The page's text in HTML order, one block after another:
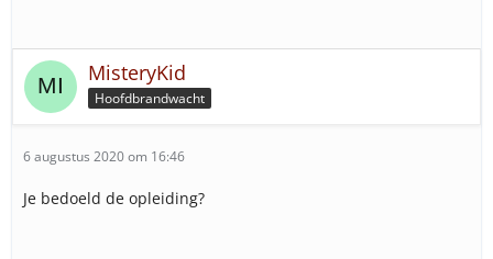
MisteryKid
Hoofdbrandwacht
6 augustus 2020 om 16:46
Je bedoeld de opleiding?